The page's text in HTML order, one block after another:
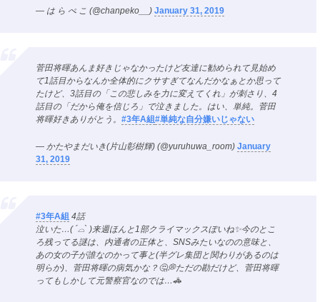
— は ら ぺ こ (@chanpeko__) January 31, 2019
菅田将暉あんま好きじゃなかったけど友達に勧められて見始め
て1話目からなんか全体的にクサすぎてなんだかなぁとか思って
たけど、3話目の「この悲しみを力に変えてくれ」が刺さり、4
話目の「だから俺を信じろ」で泣きました。はい、単純。菅田
将暉好きありがとう。 #3年A組#単純な自分嫌いじゃない
— かたやまだいき(片山彰樹輝) (@yuruhuwa_room) January
31, 2019
#3年A組 4話
泣いた…( ´⌓` )来週ほんと1部クライマックスぽいね✨今のとこ
ろ残ってる謎は、内通者の正体と、SNSみたいなのの意味と、
あの女の子が誰なのかって事と(半グレ集団と関わりがあるのは
明らか)、菅田将暉の病気かな？🤔💭ただの勘だけど、菅田将暉
ってもしかして元警察官なのでは…🚓